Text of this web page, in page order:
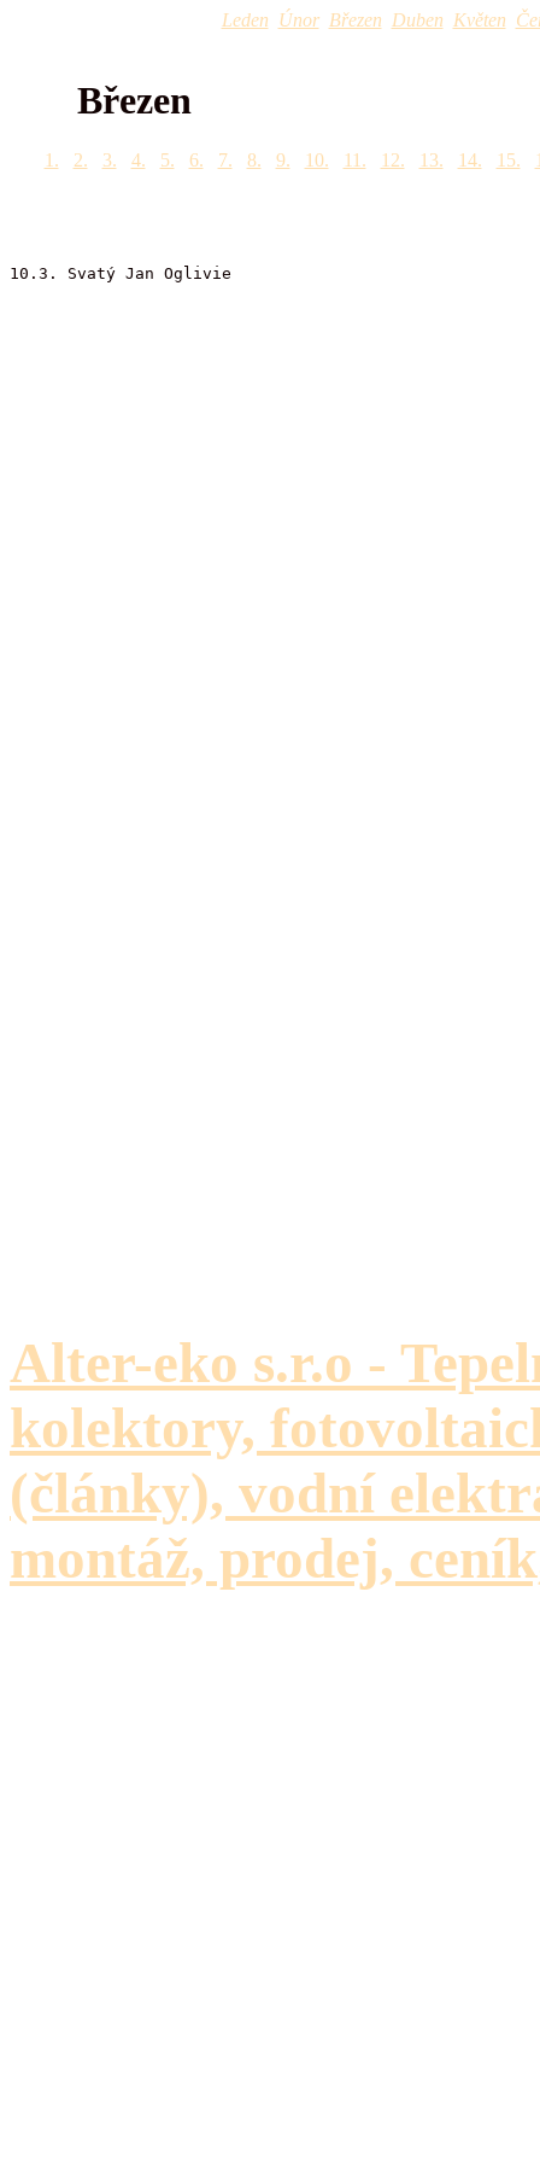
Leden Únor Březen Duben Květen
Březen
1. 2. 3. 4. 5. 6. 7. 8. 9. 10. 11. 12. 13. 14. 15.
10.3. Svatý Jan Oglivie
Alter-eko s.r.o -
kolektory,
(články), vodní
montáž, prodej,